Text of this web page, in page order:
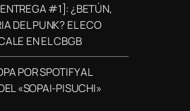
#1]: ¿BETÚN,
DEL PUNK? EL ECO
EN EL CBGB
POR SPOTIFY AL
«SOPAI-PISUCHI»